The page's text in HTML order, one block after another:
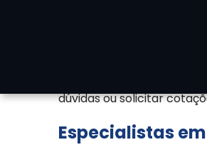
uma empresa
serviços gerais como
comunicação
dúvidas ou solicitar
Especialistas